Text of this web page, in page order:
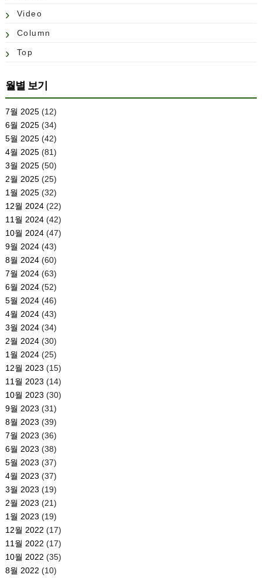
Video
Column
Top
월별 보기
7월 2025(12)
6월 2025(34)
5월 2025(42)
4월 2025(81)
3월 2025(50)
2월 2025(25)
1월 2025(32)
12월 2024(22)
11월 2024(42)
10월 2024(47)
9월 2024(43)
8월 2024(60)
7월 2024(63)
6월 2024(52)
5월 2024(46)
4월 2024(43)
3월 2024(34)
2월 2024(30)
1월 2024(25)
12월 2023 (15)
11월 2023 (14)
10월 2023 (30)
9월 2023 (31)
8월 2023 (39)
7월 2023 (36)
6월 2023 (38)
5월 2023 (37)
4월 2023 (37)
3월 2023 (19)
2월 2023 (21)
1월 2023 (19)
12월 2022 (17)
11월 2022 (17)
10월 2022 (35)
8월 2022 (10)